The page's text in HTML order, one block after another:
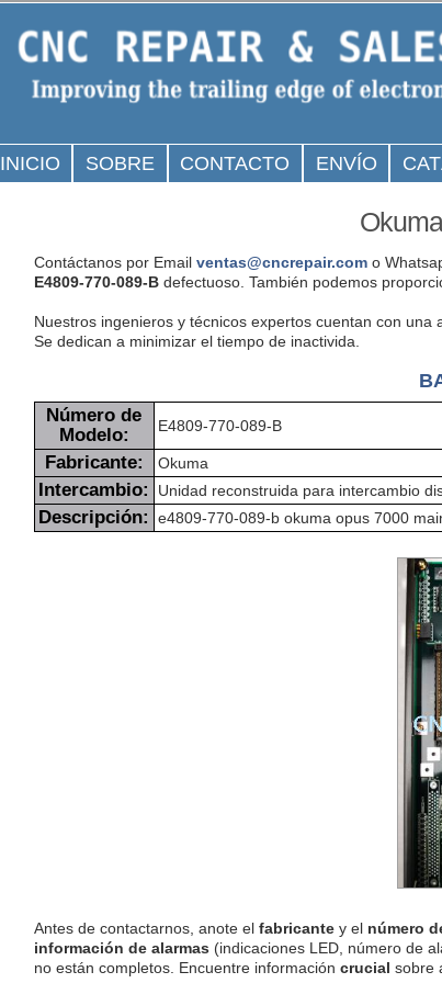
INICIO SOBRE CONTACTO ENVÍO
Contáctanos por Email ventas@cncrepair.como
E4809-770-089-Bdefectuoso. También podemos
Nuestros ingenieros y técnicos expertos cuentan con
Se dedican a minimizar el tiempo de inactivida.
Número de
Modelo:
E4809-770-089-B
Fabricante: Okuma
Intercambio: Unidad reconstruida para intercambio
Descripción: e4809-770-089-b okuma opus 7000
Antes de contactarnos, anote el fabricantey el número
información de alarmas (indicaciones LED, número de
no están completos. Encuentre información crucial sobre